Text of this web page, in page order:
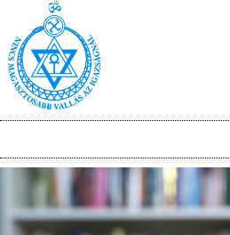
tartalomra
Main
navigation